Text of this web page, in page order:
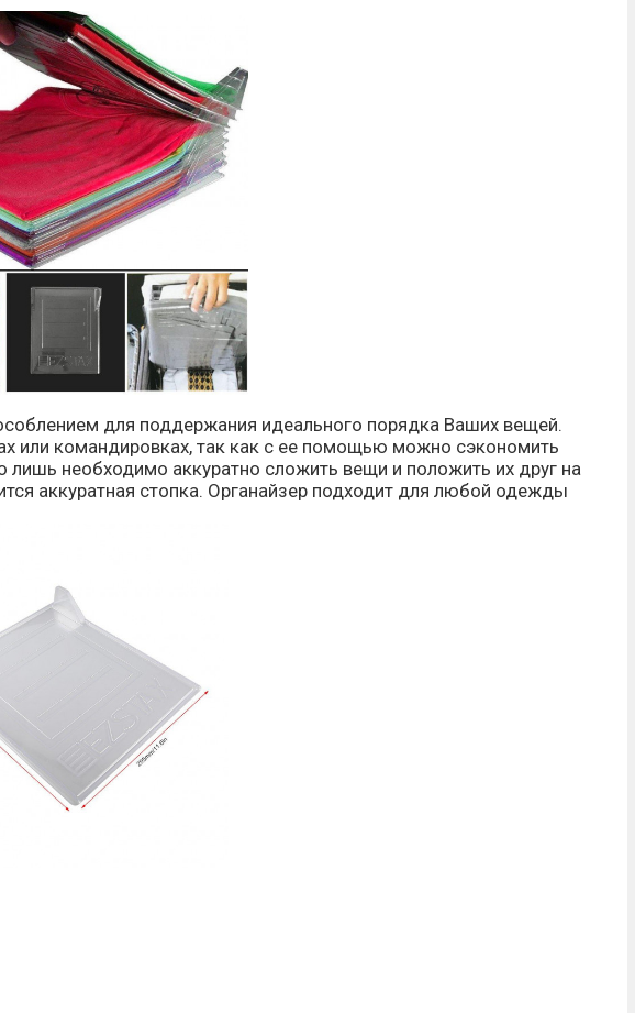
для поддержания идеального порядка Ваших вещей.
или командировках, так как с ее помощью можно сэкономить
необходимо аккуратно сложить вещи и положить их друг на
аккуратная стопка. Органайзер подходит для любой одежды